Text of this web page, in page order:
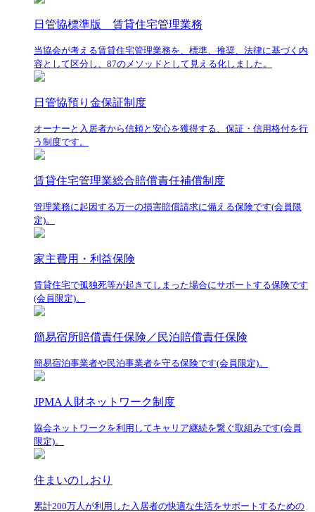
日管協標準版 賃貸住宅管理業務
当協会が考える賃貸住宅管理業務を、標準、推奨、法律に基づく内
容として区分し、87のメソッドとして見える化しました。
日管協預り金保証制度
オーナーと入居者から信頼と安心を獲得する、保証・信用格付を行
う制度です。
賃貸住宅管理業総合賠償責任補償制度
管理業務に起因する万一の損害賠償請求に備える保険です(会員限
定)。
家主費用・利益保険
賃貸住宅で孤独死等が起きてしまった場合にサポートする保険です
(会員限定)。
簡易宿所賠償責任保険／民泊賠償責任保険
簡易宿泊事業者や民泊事業者を守る保険です(会員限定)。
JPMA人財ネットワーク制度
協会ネットワークを利用してキャリア継続を繋ぐ取組みです(会員
限定)。
住まいのしおり
累計200万人が利用した入居者の快適な生活をサポートするための